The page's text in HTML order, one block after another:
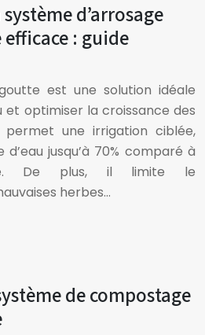
d’arrosage
: guide
est une solution idéale
et optimiser la croissance des
permet une irrigation ciblée,
jusqu’à 70% comparé à
De plus, il limite le
herbes…
de compostage